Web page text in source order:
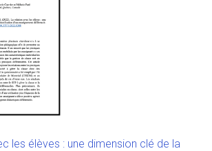
les élèves : une dimension clé de la